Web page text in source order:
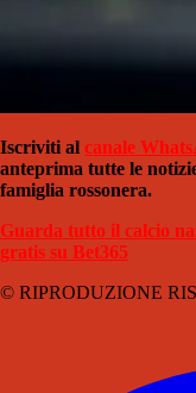
Iscriviti al canale
anteprima tutte le
famiglia rossonera.
Guarda tutto il calcio
gratis su Bet365
© RIPRODUZIONE